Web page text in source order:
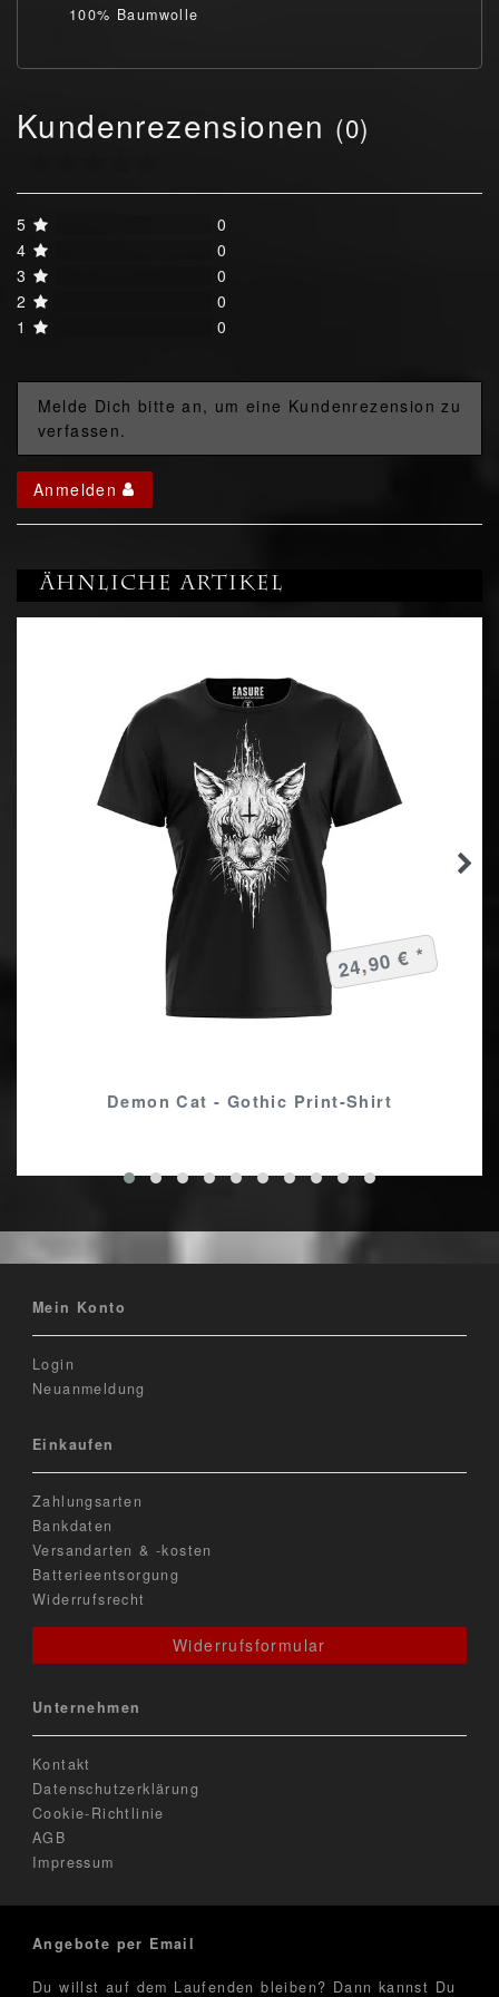
100% Baumwolle
Kundenrezensionen (0)
5
0
4
0
3
0
2
0
1
0
Melde Dich bitte an, um eine Kundenrezension zu
verfassen.
Anmelden
Ähnliche Artikel
Demon Cat - Gothic Print-Shirt
24,90 € *
Mein Konto
Login
Neuanmeldung
Einkaufen
Zahlungsarten
Bankdaten
Versandarten & -kosten
Batterieentsorgung
Widerrufsrecht
Widerrufsformular
Unternehmen
Kontakt
Datenschutzerklärung
Cookie-Richtlinie
AGB
Impressum
Angebote per Email
Du willst auf dem Laufenden bleiben? Dann kannst Du